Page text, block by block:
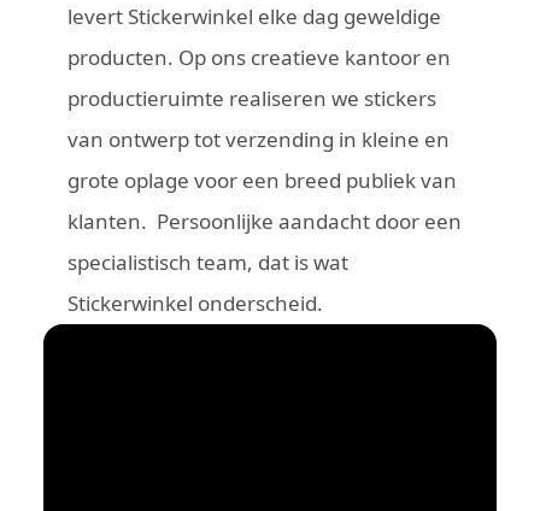
levert Stickerwinkel elke dag geweldige
producten. Op ons creatieve kantoor en
productieruimte realiseren we stickers
van ontwerp tot verzending in kleine en
grote oplage voor een breed publiek van
klanten. Persoonlijke aandacht door een
specialistisch team, dat is wat
Stickerwinkel onderscheid.